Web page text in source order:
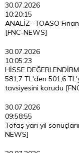
30.07.2026
10:20:15
ANALİZ- TOASO
[FNC-NEWS]
30.07.2026
10:05:23
HİSSE
581,7 TL'den 501,6
tavsiyesini korudu
30.07.2026
09:58:55
Tofaş yarı yıl
NEWS]